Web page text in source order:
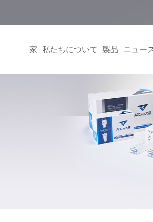
家 私たちについて 製品 ニュース